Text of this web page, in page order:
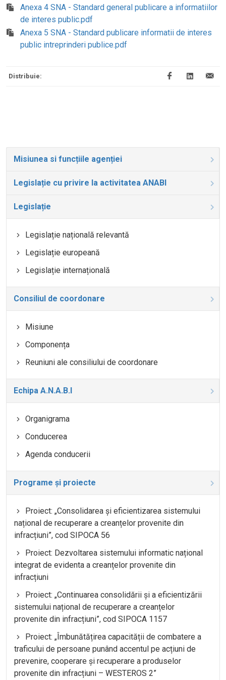
Anexa 4 SNA - Standard general publicare a informatiilor
de interes public.pdf
Anexa 5 SNA - Standard publicare informatii de interes
public intreprinderi publice.pdf
Distribuie:
Misiunea si funcțiile agenției
Legislație cu privire la activitatea ANABI
Legislație
Legislație națională relevantă
Legislație europeană
Legislație internațională
Consiliul de coordonare
Misiune
Componența
Reuniuni ale consiliului de coordonare
Echipa A.N.A.B.I
Organigrama
Conducerea
Agenda conducerii
Programe și proiecte
Proiect: „Consolidarea și eficientizarea sistemului
național de recuperare a creanțelor provenite din
infracțiuni”, cod SIPOCA 56
Proiect: Dezvoltarea sistemului informatic național
integrat de evidenta a creanțelor provenite din
infracțiuni
Proiect: „Continuarea consolidării și a eficientizării
sistemului național de recuperare a creanțelor
provenite din infracțiuni”, cod SIPOCA 1157
Proiect: „Îmbunătățirea capacității de combatere a
traficului de persoane punând accentul pe acțiuni de
prevenire, cooperare și recuperare a produselor
provenite din infracțiuni – WESTEROS 2”